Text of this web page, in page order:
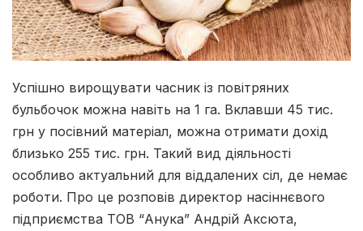
Успішно вирощувати часник із повітряних
бульбочок можна навіть на 1 га. Вклавши 45 тис.
грн у посівний матеріал, можна отримати дохід
близько 255 тис. грн. Такий вид діяльності
особливо актуальний для віддалених сіл, де немає
роботи. Про це розповів директор насіннєвого
підприємства ТОВ “Анука” Андрій Аксюта,